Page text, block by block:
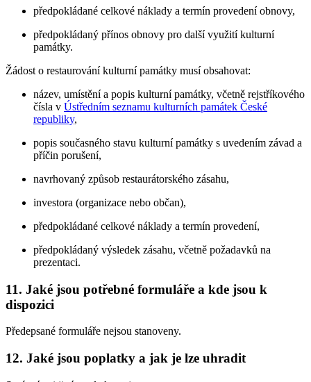
předpokládané celkové náklady a termín provedení obnovy,
předpokládaný přínos obnovy pro další využití kulturní
památky.
Žádost o restaurování kulturní památky musí obsahovat:
název, umístění a popis kulturní památky, včetně rejstříkového
čísla v Ústředním seznamu kulturních památek České
republiky,
popis současného stavu kulturní památky s uvedením závad a
příčin porušení,
navrhovaný způsob restaurátorského zásahu,
investora (organizace nebo občan),
předpokládané celkové náklady a termín provedení,
předpokládaný výsledek zásahu, včetně požadavků na
prezentaci.
11. Jaké jsou potřebné formuláře a kde jsou k
dispozici
Předepsané formuláře nejsou stanoveny.
12. Jaké jsou poplatky a jak je lze uhradit